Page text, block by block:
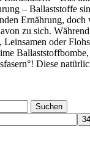
– Ballaststoffe
Ernährung, doch
zu sich.
oder
Diese